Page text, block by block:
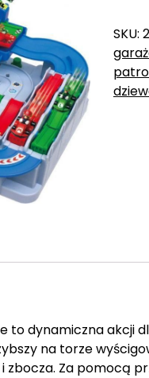
SKU:
to dynamiczna akcji
na torze
zbocza. Za pomocą